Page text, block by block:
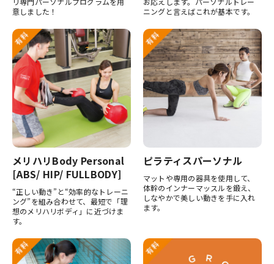
意しました！
ニングと言えばこれが基本です。
メリハリBody Personal
[ABS/ HIP/ FULLBODY]
“正しい動き”と“効率的なトレーニ
ング”を組み合わせて、最短で「理
想のメリハリボディ」に近づけま
す。
ピラティスパーソナル
マットや専用の器具を使用して、
体幹のインナーマッスルを鍛え、
しなやかで美しい動きを手に入れ
ます。